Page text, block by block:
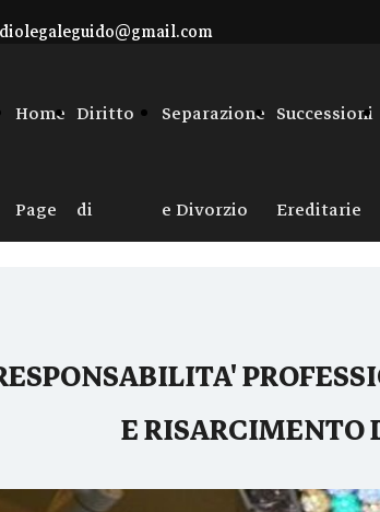
linkedin
Home
Page
Diritto
di
Separazione
e Divorzio
Successioni
Ereditarie
E RISARCIMENTO